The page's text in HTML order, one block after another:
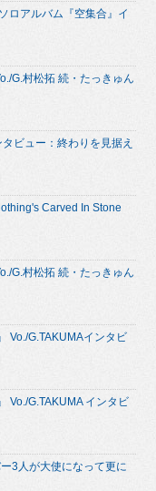
ロアルバム『空集合』イ
G.村松拓 続・たっきゅん
ビュー：終わりを見据え
Carved In Stone
G.村松拓 続・たっきゅん
Vo./G.TAKUMAインタビ
Vo./G.TAKUMA インタビ
3人が大使になって更に